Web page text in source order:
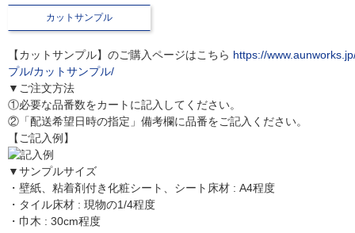
カットサンプル
【カットサンプル】のご購入ページはこちら https://
プル/カットサンプル/
▼ご注文方法
①必要な品番数をカートに記入してください。
②「配送希望日時の指定」備考欄に品番をご記入ください。
【ご記入例】
▼サンプルサイズ
・壁紙、粘着剤付き化粧シート、シート床材 : A4程度
・タイル床材 : 現物の1/4程度
・巾木 : 30cm程度